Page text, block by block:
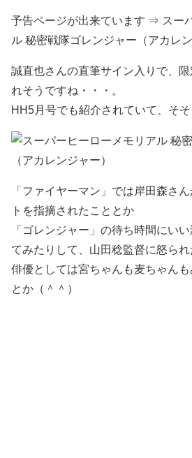
予告ページが出来ています ⇒ スー
ル 秘密戦隊ゴレンジャー（アカレン
誠直也さんの直筆サイン入りで、
れそうですね・・・。
HH5月号でも紹介されていて、そそ
「ファイヤーマン」では岸田森さ
トを指摘されたこととか
「ゴレンジャー」の待ち時間にい
てみたりして、山田稔監督に怒ら
俳優としては宮ちゃんも麦ちゃん
とか（＾＾）